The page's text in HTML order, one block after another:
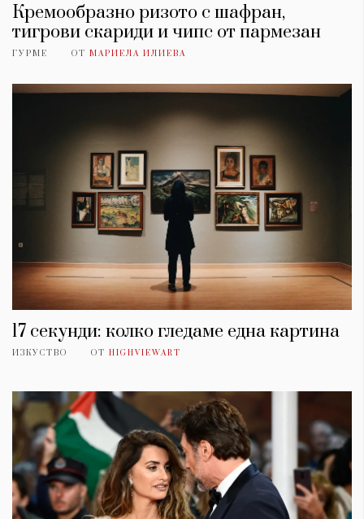
Кремообразно ризото с шафран,
тигрови скариди и чипс от пармезан
ГУРМЕ ОТ МАРИЕЛА ИЛИЕВА
17 секунди: колко гледаме една картина
ИЗКУСТВО ОТ HIGHVIEWART